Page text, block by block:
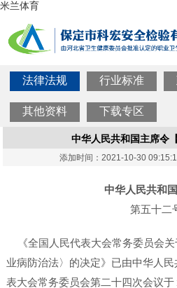
米兰体育
法律法规 行业标准
其他资料 下载专区
中华人民共和国主席令
添加时间：2021-10-30
中华人民共和
第五十二
《全国人民代表大会常务委员会
业病防治法〉的决定》已由中华人
表大会常务委员会第二十四次会议